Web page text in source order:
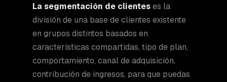
La segmentación de clienteses la
división de una base de clientes existente
en grupos distintos basados en
características compartidas, tipo de plan,
comportamiento, canal de adquisición,
contribución de ingresos, para que puedas